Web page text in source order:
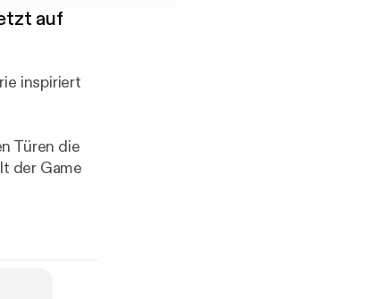
auf
inspiriert
Türen die
der Game
wenn es